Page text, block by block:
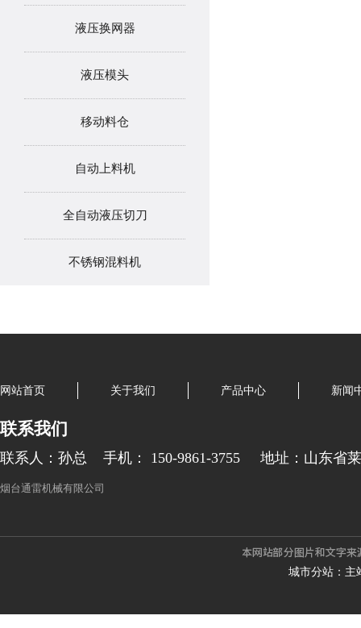
液压换网器
液压模头
移动料仓
自动上料机
全自动液压切刀
不锈钢混料机
网站首页 关于我们 产品中心 新闻
联系我们
联系人：孙总 手机： 150-9861-3755 地址：山东省
烟台通雷机械有限公司
城市分站： 主